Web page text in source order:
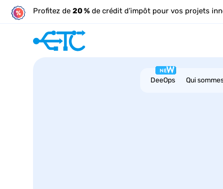
Profitez de20 % de crédit d’impôt pour vos projets
DeeOps Qui